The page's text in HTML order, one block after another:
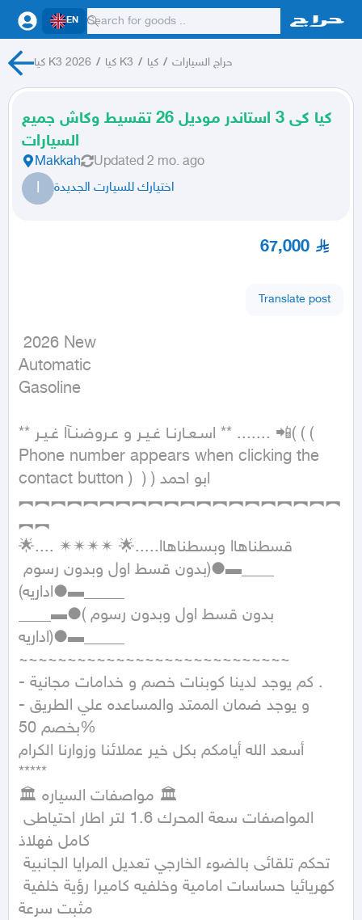
EN
كيا K3 2026 / كيا K3 / كيا / حراج السيارات
كيا كى 3 استاندر موديل 26 تقسيط وكاش جميع
السيارات
Makkah Updated 2 mo. ago
ا اختيارك للسيارت الجديدة
67,000
Translate post
Automatic
Gasoline
** اسـعـارنـا غـيـر و عـروضنـآا غـيـر ** ....... 📲( ( (
Phone number appears when clicking the
contact button )  ) ) ابو احمد
︻︻︻︻︻︻︻︻︻︻︻︻︻︻︻︻︻︻︻︻
︻︻
🌟....قسطناهاا وبسطناهاا.....🌟 ✴✴✴✴
اداريه)●▬_____
____▬●(بدون قسط اول وبدون رسوم
اداريه)●▬_____
~~~~~~~~~~~~~~~~~~~~~~~~~~~~
- كم يوجد لدينا كوبنات خصم و خدامات مجانية .
-و يوجد ضمان الممتد والمساعده علي الطريق
بخصم 50%
أسعد الله أيامكم بكل خير عملائنا وزوارنا الكرام
*****
🏛 مواصفات السياره 🏛
كامل فهلاذ
مثبت سرعة